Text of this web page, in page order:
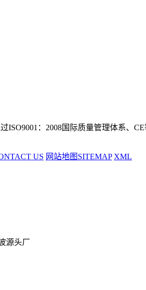
：2008国际质量管理体系、CE
US 网站地图SITEMAP XML
源头厂